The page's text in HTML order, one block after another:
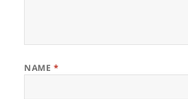
NAME *